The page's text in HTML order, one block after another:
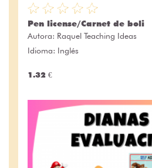
Pen license/Carnet de boli
Autora: Raquel Teaching Ideas
Idioma: Inglés
1.32 €